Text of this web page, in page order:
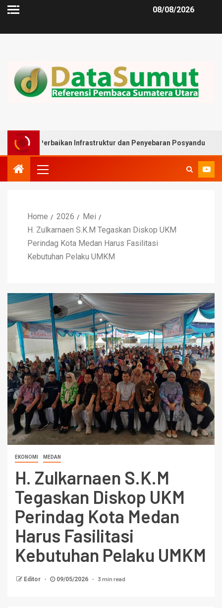
08/08/2026
Infrastruktur dan Penyebaran Posyandu
Home 2026
Mei
H. Zulkarnaen S.K.M Tegaskan Diskop UKM
Perindag Kota Medan Harus Fasilitasi
Kebutuhan Pelaku UMKM
EKONOMI MEDAN
H. Zulkarnaen S.K.M
Tegaskan Diskop UKM
Perindag Kota Medan
Harus Fasilitasi
Kebutuhan Pelaku UMKM
Editor 09/05/2026 3 min read